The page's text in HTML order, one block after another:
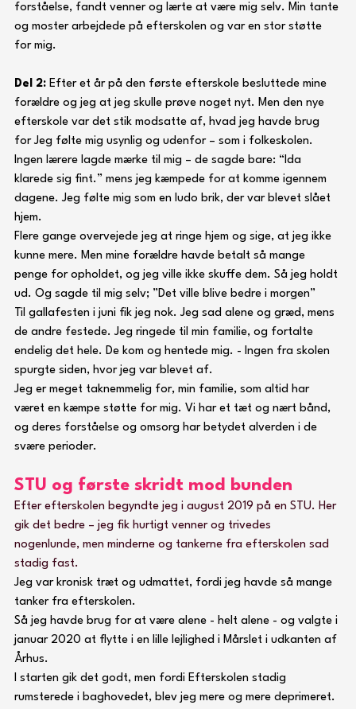
forståelse, fandt venner og lærte at være mig selv. Min tante
og moster arbejdede på efterskolen og var en stor støtte
for mig.
Del 2: Efter et år på den første efterskole besluttede mine
forældre og jeg at jeg skulle prøve noget nyt. Men den nye
efterskole var det stik modsatte af, hvad jeg havde brug
for Jeg følte mig usynlig og udenfor – som i folkeskolen.
Ingen lærere lagde mærke til mig – de sagde bare: “Ida
klarede sig fint.” mens jeg kæmpede for at komme igennem
dagene. Jeg følte mig som en ludo brik, der var blevet slået
hjem.
Flere gange overvejede jeg at ringe hjem og sige, at jeg ikke
kunne mere. Men mine forældre havde betalt så mange
penge for opholdet, og jeg ville ikke skuffe dem. Så jeg holdt
ud. Og sagde til mig selv; ”Det ville blive bedre i morgen”
Til gallafesten i juni fik jeg nok. Jeg sad alene og græd, mens
de andre festede. Jeg ringede til min familie, og fortalte
endelig det hele. De kom og hentede mig. - Ingen fra skolen
spurgte siden, hvor jeg var blevet af.
Jeg er meget taknemmelig for, min familie, som altid har
været en kæmpe støtte for mig. Vi har et tæt og nært bånd,
og deres forståelse og omsorg har betydet alverden i de
svære perioder.
STU og første skridt mod bunden
Efter efterskolen begyndte jeg i august 2019 på en STU. Her
gik det bedre – jeg fik hurtigt venner og trivedes
nogenlunde, men minderne og tankerne fra efterskolen sad
stadig fast.
Jeg var kronisk træt og udmattet, fordi jeg havde så mange
tanker fra efterskolen.
Så jeg havde brug for at være alene - helt alene - og valgte i
januar 2020 at flytte i en lille lejlighed i Mårslet i udkanten af
Århus.
I starten gik det godt, men fordi Efterskolen stadig
rumsterede i baghovedet, blev jeg mere og mere deprimeret.